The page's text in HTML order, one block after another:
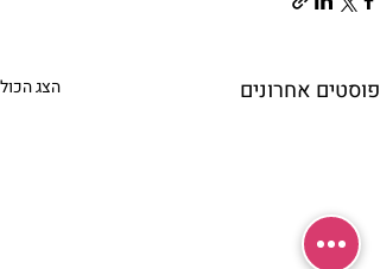
פוסטים אחרונים הצג הכול